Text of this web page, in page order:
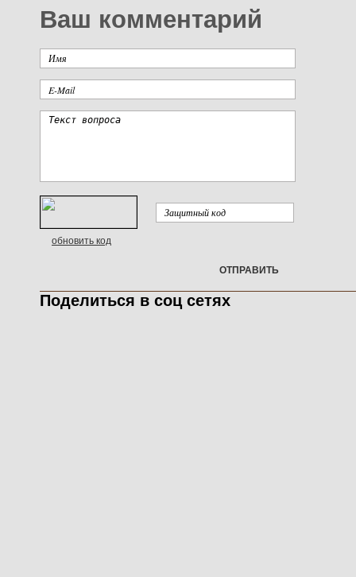
Ваш комментарий
обновить код
ОТПРАВИТЬ
Поделиться в соц сетях